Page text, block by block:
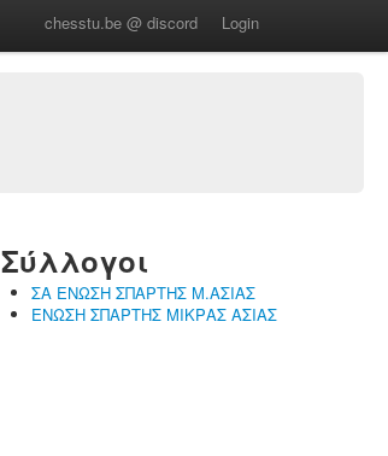
chesstu.be @ discord Login
Σύλλογοι
ΣΑ ΕΝΩΣΗ ΣΠΑΡΤΗΣ Μ.ΑΣΙΑΣ
ΕΝΩΣΗ ΣΠΑΡΤΗΣ ΜΙΚΡΑΣ ΑΣΙΑΣ